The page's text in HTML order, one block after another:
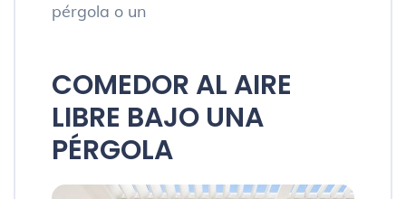
pérgola o un
COMEDOR AL AIRE
LIBRE BAJO UNA
PÉRGOLA